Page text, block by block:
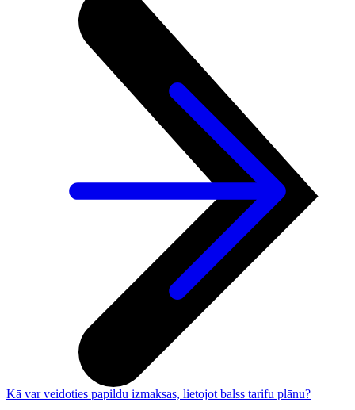
Kā var veidoties papildu izmaksas, lietojot balss tarifu plānu?